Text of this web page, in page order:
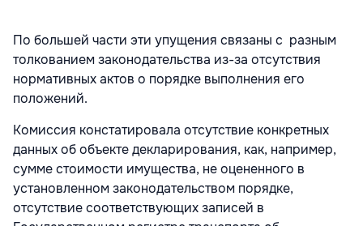
По большей части эти упущения связаны с разным
толкованием законодательства из-за отсутствия
нормативных актов о порядке выполнения его
положений.
Комиссия констатировала отсутствие конкретных
данных об объекте декларирования, как, например,
сумме стоимости имущества, не оцененного в
установленном законодательством порядке,
отсутствие соответствующих записей в